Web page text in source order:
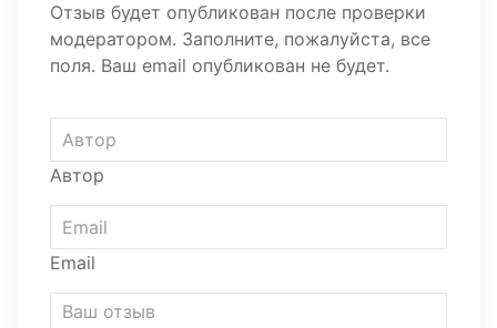
Отзыв будет опубликован после проверки
модератором. Заполните, пожалуйста, все
поля. Ваш email опубликован не будет.
Автор
Email